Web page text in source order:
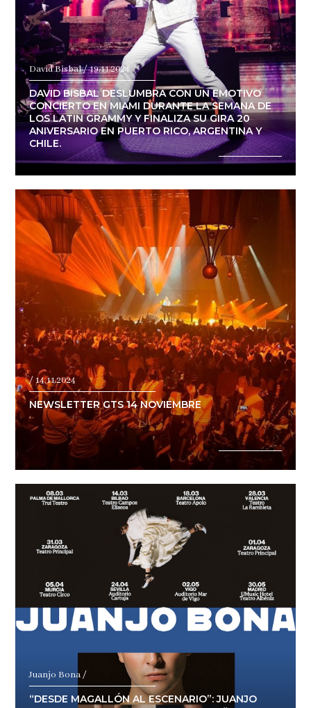
David Bisbal / 19.11.2024
DAVID BISBAL DESLUMBRA CON UN EMOTIVO
CONCIERTO EN MIAMI DURANTE LA SEMANA DE
LOS LATIN GRAMMY Y FINALIZA SU GIRA 20
ANIVERSARIO EN PUERTO RICO, ARGENTINA Y
CHILE.
/ 14.11.2024
NEWSLETTER GTS 14 NOVIEMBRE
Juanjo Bona /
“DESDE MAGALLÓN AL ESCENARIO”: JUANJO